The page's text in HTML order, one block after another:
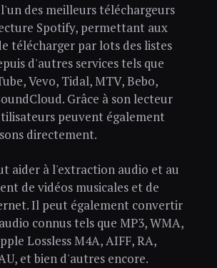
des meilleurs téléchargeurs
Spotify, permettant aux
télécharger par lots des listes
d'autres services tels que
Vevo, Tidal, MTV, Bebo,
Grâce à son lecteur
peuvent également
directement.
aider à l'extraction audio et au
de vidéos musicales et de
Il peut également convertir
connus tels que MP3, WMA,
Lossless M4A, AIFF, RA,
et bien d'autres encore.